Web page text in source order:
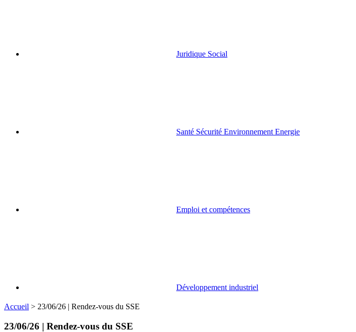
Juridique Social
Santé Sécurité Environnement Energie
Emploi et compétences
Développement industriel
Accueil > 23/06/26 | Rendez-vous du SSE
23/06/26 | Rendez-vous du SSE